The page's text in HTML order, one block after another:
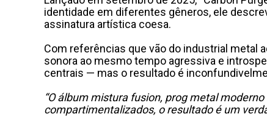
identidade em diferentes gêneros, ele
assinatura artística coesa.
Com referências que vão do industrial metal
sonora ao mesmo tempo agressiva e
centrais — mas o resultado é
“O álbum mistura fusion, prog metal
compartimentalizados, o resultado é um